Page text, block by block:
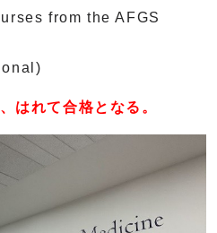
from the AFGS
はれて合格となる。